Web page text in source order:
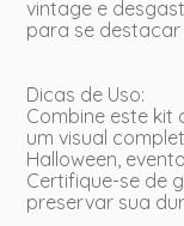
vintage e
para se
Dicas de Uso:
Combine este kit
um visual
Halloween,
Certifique-se de
preservar sua